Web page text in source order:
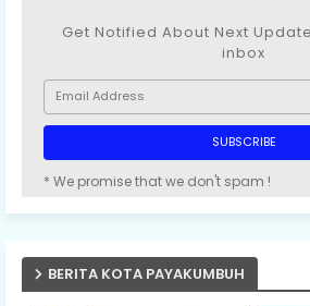
Get Notified About Next
inbox
* We promise that we don't spam !
BERITA KOTA PAYAKUMBUH